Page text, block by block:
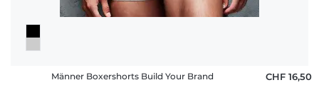
Männer Boxershorts Build Your Brand CHF 16,50